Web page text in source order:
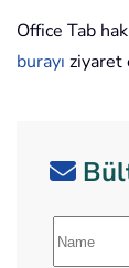
Office Tab
burayı ziyaret